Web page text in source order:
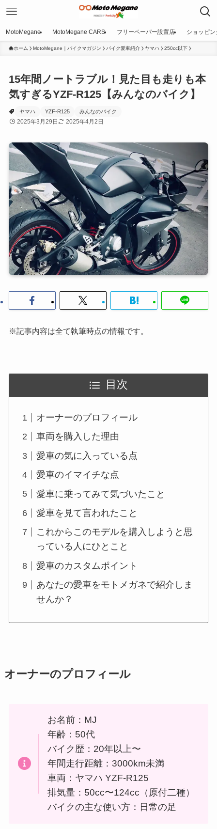
MotoMegane MotoMegane CARS フリーペーパー設置店 ショッピン
ホーム MotoMegane｜バイクマガジン バイク愛車紹介 ヤマハ 250cc以下
15年間ノートラブル！見た目も走りも本
気すぎるYZF-R125【みんなのバイク】
ヤマハ YZF-R125 みんなのバイク
2025年3月29日 2025年4月2日
※記事内容は全て執筆時点の情報です。
目次
オーナーのプロフィール
車両を購入した理由
愛車の気に入っている点
愛車のイマイチな点
愛車に乗ってみて気づいたこと
愛車を見て言われたこと
これからこのモデルを購入しようと思
っている人にひとこと
愛車のカスタムポイント
あなたの愛車をモトメガネで紹介しま
せんか？
オーナーのプロフィール
お名前：MJ
年齢：50代
バイク歴：20年以上〜
年間走行距離：3000km未満
車両：ヤマハ YZF-R125
排気量：50cc〜124cc（原付二種）
バイクの主な使い方：日常の足